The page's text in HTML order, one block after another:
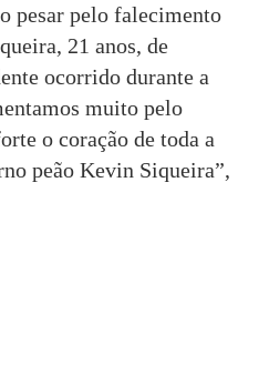
pesar pelo falecimento
21 anos, de
ocorrido durante a
muito pelo
o coração de toda a
peão Kevin Siqueira”,